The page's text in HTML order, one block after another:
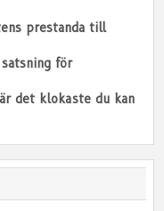
prestanda till
för
det klokaste du kan